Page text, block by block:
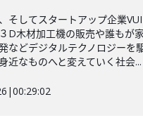
そしてスタートアップ企業
D木材加工機の販売や誰もが
などデジタルテクノロジーを
近なものへと変えていく社会...
|00:29:02